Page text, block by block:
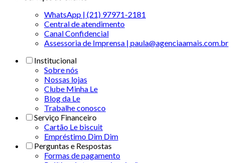
WhatsApp | (21) 97971-2181
Central de atendimento
Canal Confidencial
Assessoria de Imprensa | paula@agenciaamais.com.br
Institucional
Sobre nós
Nossas lojas
Clube Minha Le
Blog da Le
Trabalhe conosco
Serviço Financeiro
Cartão Le biscuit
Empréstimo Dim Dim
Perguntas e Respostas
Formas de pagamento